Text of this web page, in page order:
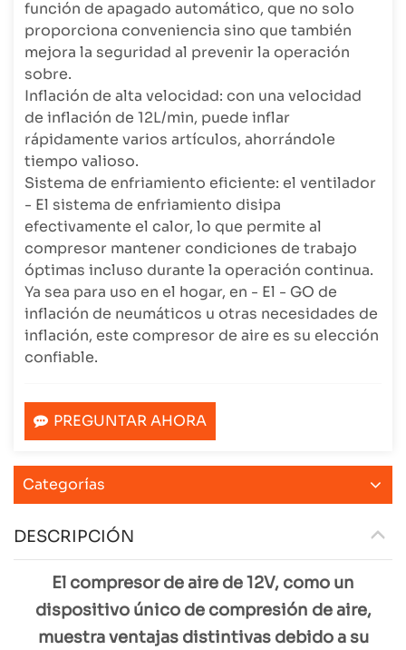
función de apagado automático, que no solo
proporciona conveniencia sino que también
mejora la seguridad al prevenir la operación
sobre.
Inflación de alta velocidad: con una velocidad
de inflación de 12L/min, puede inflar
rápidamente varios artículos, ahorrándole
tiempo valioso.
Sistema de enfriamiento eficiente: el ventilador
- El sistema de enfriamiento disipa
efectivamente el calor, lo que permite al
compresor mantener condiciones de trabajo
óptimas incluso durante la operación continua.
Ya sea para uso en el hogar, en - El - GO de
inflación de neumáticos u otras necesidades de
inflación, este compresor de aire es su elección
confiable.
PREGUNTAR AHORA
Categorías
DESCRIPCIÓN
El compresor de aire de 12V, como un
dispositivo único de compresión de aire,
muestra ventajas distintivas debido a su